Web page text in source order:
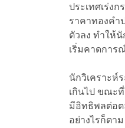
ประเทศเร่ง
ราคาทองคำ
ตัวลง ทำให้
เริ่มคาดการ
นักวิเคราะห์
เกินไป ขณะที่
มีอิทธิพลต่อต
อย่างไรก็ตา